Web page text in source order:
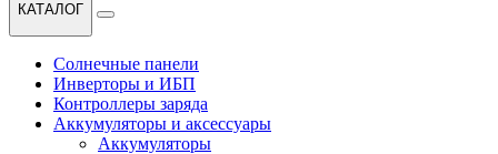
КАТАЛОГ
Солнечные панели
Инверторы и ИБП
Контроллеры заряда
Аккумуляторы и аксессуары
Аккумуляторы